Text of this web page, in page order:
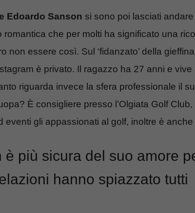
Edoardo Sanson si sono poi lasciati
romantica che per molti ha significato una
non essere così. Sul ‘fidanzato’ della
è privato. Il ragazzo ha 27 anni e
riguarda invece la sfera professionale il
È consigliere presso l’Olgiata Golf
eventi gli appassionati al golf, inoltre è
è più sicura del suo amore
hanno spiazzato tutti